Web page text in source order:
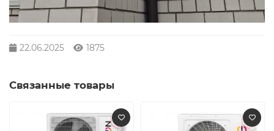
22.06.2025 1875
Связанные товары